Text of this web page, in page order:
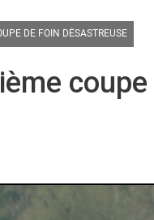
DE FOIN DÉSASTREUSE